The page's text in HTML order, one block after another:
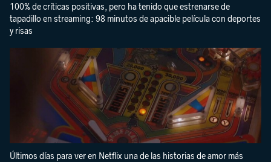
100% de críticas positivas, pero ha tenido que estrenarse de
tapadillo en streaming: 98 minutos de apacible película con deportes
y risas
Últimos días para ver en Netflix una de las historias de amor más